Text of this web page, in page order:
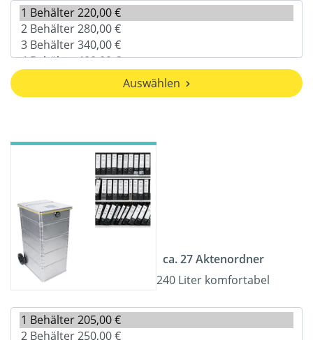
Auswählen
ca. 27 Aktenordner
240 Liter komfortabel